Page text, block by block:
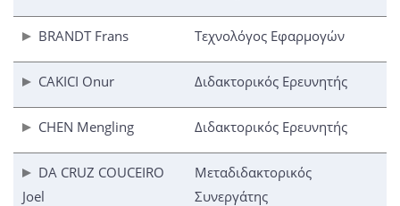
BRANDT Frans Τεχνολόγος Εφαρμογών
CAKICI Onur Διδακτορικός Ερευνητής
CHEN Mengling Διδακτορικός Ερευνητής
DA CRUZ COUCEIRO
Joel
Μεταδιδακτορικός
Συνεργάτης